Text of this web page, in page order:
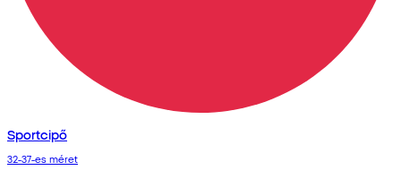
Sportcipő
32-37-es méret